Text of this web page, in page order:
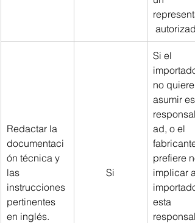
autorizado
Redactar la
documentaci
ón técnica y
las
instrucciones
pertinentes
en inglés.
Si
Si el
no quiere
asumir
ad, o el
fabricante
prefiere
implicar al
esta